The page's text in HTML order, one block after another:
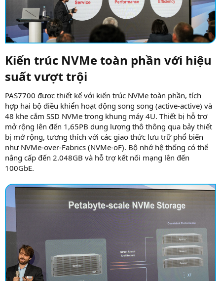
Kiến trúc NVMe toàn phần với hiệu
suất vượt trội​
PAS7700 được thiết kế với kiến trúc NVMe toàn phần, tích
hợp hai bộ điều khiển hoạt động song song (active-active) và
48 khe cắm SSD NVMe trong khung máy 4U. Thiết bị hỗ trợ
mở rộng lên đến 1,65PB dung lượng thô thông qua bảy thiết
bị mở rộng, tương thích với các giao thức lưu trữ phổ biến
như NVMe-over-Fabrics (NVMe-oF). Bộ nhớ hệ thống có thể
nâng cấp đến 2.048GB và hỗ trợ kết nối mạng lên đến
100GbE.